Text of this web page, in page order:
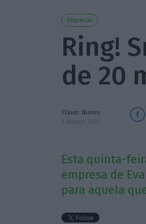
Empresas
Ring!
de 20
Flávio Nunes
1 Março 2017
Esta quinta-
empresa de
para aquela